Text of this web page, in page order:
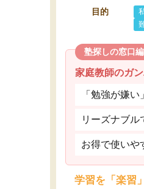
目的
塾探しの窓口
家庭教師のガ
「勉強が嫌
リーズナブル
お得で使いや
学習を「楽習